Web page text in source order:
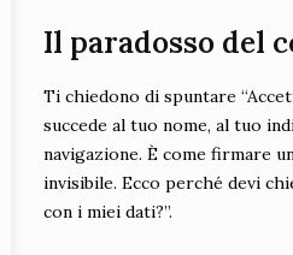
Il paradosso del
Ti chiedono di spuntare
succede al tuo nome, al tuo
navigazione. È come firmare
invisibile. Ecco perché devi
con i miei dati?”.